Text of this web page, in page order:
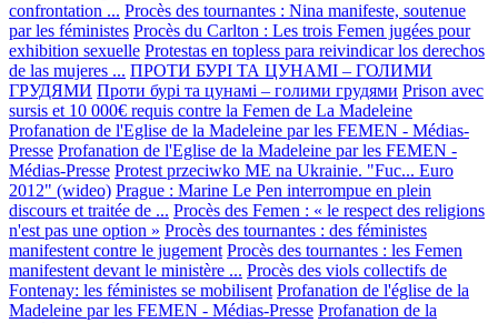
confrontation ... Procès des tournantes : Nina manifeste, soutenue
par les féministes Procès du Carlton : Les trois Femen jugées pour
exhibition sexuelle Protestas en topless para reivindicar los derechos
de las mujeres ... ПРОТИ БУРІ ТА ЦУНАМІ – ГОЛИМИ
ГРУДЯМИ Проти бурі та цунамі – голими грудями Prison avec
sursis et 10 000€ requis contre la Femen de La Madeleine
Profanation de l'Eglise de la Madeleine par les FEMEN - Médias-
Presse Profanation de l'Eglise de la Madeleine par les FEMEN -
Médias-Presse Protest przeciwko ME na Ukrainie. "Fuc... Euro
2012" (wideo) Prague : Marine Le Pen interrompue en plein
discours et traitée de ... Procès des Femen : « le respect des religions
n'est pas une option » Procès des tournantes : des féministes
manifestent contre le jugement Procès des tournantes : les Femen
manifestent devant le ministère ... Procès des viols collectifs de
Fontenay: les féministes se mobilisent Profanation de l'église de la
Madeleine par les FEMEN - Médias-Presse Profanation de la